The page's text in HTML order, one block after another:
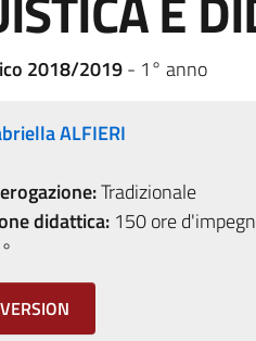
2018/2019- 1° anno
ALFIERI
Tradizionale
didattica:150 ore